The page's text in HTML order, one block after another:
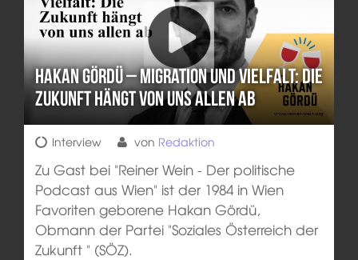
Hakan Gördü – Migration und Vielfalt: Die
Zukunft hängt von uns allen ab
Interview von Redaktion
Zu Gast bei "Reiner Wein - Der politische
Podcast aus Wien" ist der 1984 in Wien
Favoriten geborene Hakan Gördü,
Obmann der Partei "Soziales Österreich der
Zukunft " (SÖZ).